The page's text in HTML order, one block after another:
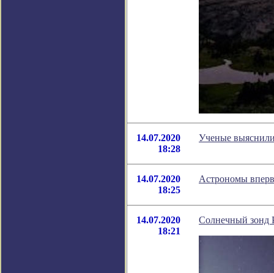
14.07.2020
18:28
Ученые
14.07.2020
18:25
Астрономы
14.07.2020
18:21
Солнечный зонд